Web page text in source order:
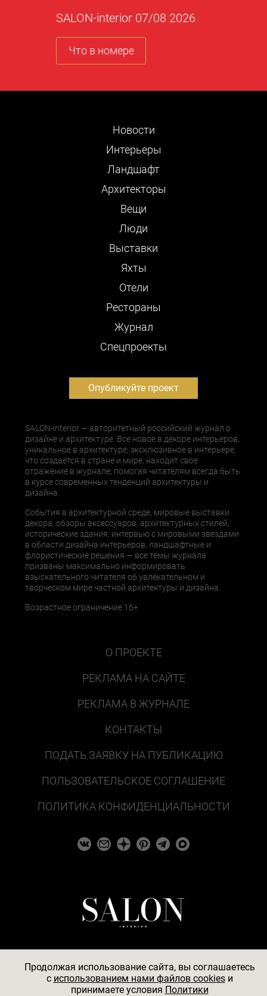
SALON-interior 07/08 2026
Что в номере
Новости
Интерьеры
Ландшафт
Архитекторы
Вещи
Люди
Выставки
Яхты
Отели
Рестораны
Журнал
Cпецпроекты
Опубликуйте проект
SALON-interior — авторитетный российский журнал о
дизайне и архитектуре. Все новое в декоре интерьеров,
уникальное в архитектуре, эксклюзивное в интерьере,
что создается в стране и мире, находит свое
отражение в журнале, помогая читателям всегда быть
в курсе современных тенденций архитектуры и
дизайна.
События в архитектурной среде, мировые выставки
декора, обзоры аксессуаров, архитектурных стилей,
исторические здания, интервью с мировыми звездами
в области дизайна интерьеров, ландшафтные и
флористические решения — все темы журнала
призваны максимально информировать
взыскательного читателя об увлекательном и
творческом мире частной архитектуры и дизайна.
Возрастное ограничение 16+
О ПРОЕКТЕ
РЕКЛАМА НА САЙТЕ
РЕКЛАМА В ЖУРНАЛЕ
КОНТАКТЫ
ПОДАТЬ ЗАЯВКУ НА ПУБЛИКАЦИЮ
ПОЛЬЗОВАТЕЛЬСКОЕ СОГЛАШЕНИЕ
ПОЛИТИКА КОНФИДЕНЦИАЛЬНОСТИ
© 2026
Продолжая использование сайта, вы соглашаетесь
c использованием нами файлов cookiesи
принимаете условия Политики